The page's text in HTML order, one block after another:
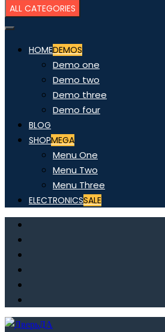
ALL CATEGORIES
HOMEDEMOS
Demo one
Demo two
Demo three
Demo four
BLOG
SHOPMEGA
Menu One
Menu Two
Menu Three
ELECTRONICSSALE